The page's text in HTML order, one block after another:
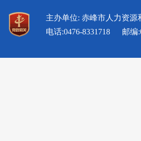
主办单位: 赤峰市人力资源
电话:0476-8331718 邮编